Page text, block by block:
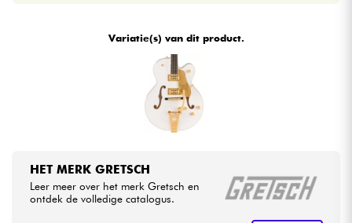
Variatie(s) van dit product.
HET MERK GRETSCH
Leer meer over het merk Gretsch en
ontdek de volledige catalogus.